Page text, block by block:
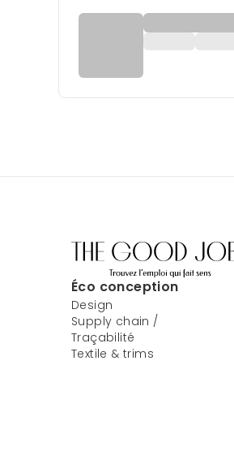
Éco conception
Design
Supply chain /
Traçabilité
Textile & trims